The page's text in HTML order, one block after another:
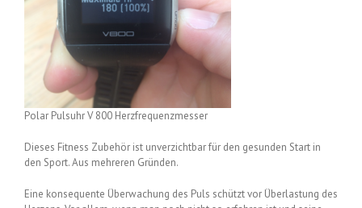
Polar Pulsuhr V 800 Herzfrequenzmesser
Dieses Fitness Zubehör ist unverzichtbar für den gesunden Start in
den Sport. Aus mehreren Gründen.
Eine konsequente Überwachung des Puls schützt vor Überlastung des